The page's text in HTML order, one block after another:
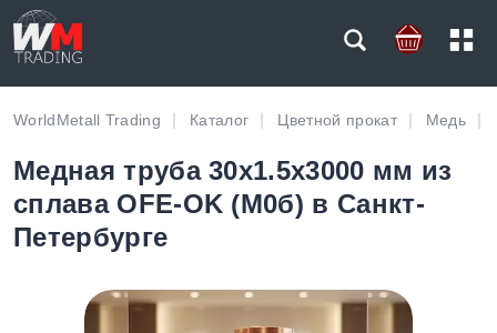
WorldMetall Trading Каталог Цветной прокат Медь
Медная труба 30х1.5х3000 мм из
сплава OFE-OK (М0б) в Санкт-
Петербурге